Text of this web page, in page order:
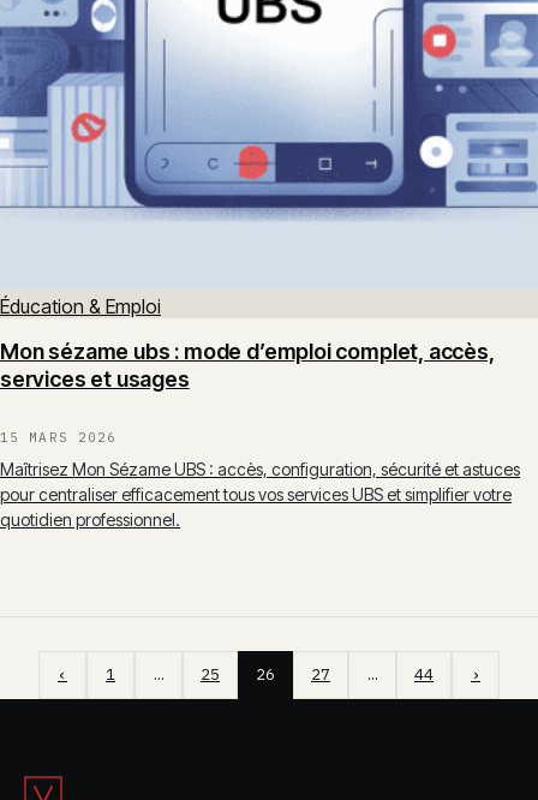
Éducation & Emploi
Mon sézame ubs : mode d’emploi complet, accès,
services et usages
15 MARS 2026
Maîtrisez Mon Sézame UBS : accès, configuration, sécurité et astuces
pour centraliser efficacement tous vos services UBS et simplifier votre
quotidien professionnel.
‹ 1 … 25 26 27 … 44 ›